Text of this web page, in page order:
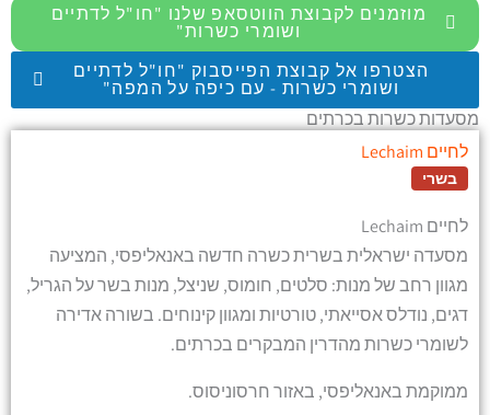
מוזמנים לקבוצת הווטסאפ שלנו "חו"ל לדתיים
ושומרי כשרות"
הצטרפו אל קבוצת הפייסבוק "חו"ל לדתיים
ושומרי כשרות - עם כיפה על המפה"
מסעדות כשרות בכרתים
לחיים Lechaim
בשרי
לחיים Lechaim
מסעדה ישראלית בשרית כשרה חדשה באנאליפסי, המציעה
מגוון רחב של מנות: סלטים, חומוס, שניצל, מנות בשר על הגריל,
דגים, נודלס אסייאתי, טורטיות ומגוון קינוחים. בשורה אדירה
לשומרי כשרות מהדרין המבקרים בכרתים.
ממוקמת באנאליפסי, באזור חרסוניסוס.